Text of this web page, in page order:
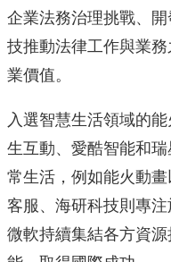
企業法務治理挑戰、
技推動法律工作與業
業價值。
入選智慧生活領域的
生互動、愛酷智能和
常生活，例如能火動
客服、海研科技則專
微軟持續集結各方資